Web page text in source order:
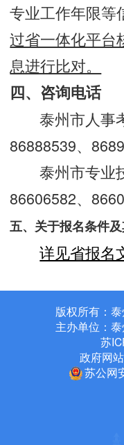
专业工作年限等
过省一体化平台
息进行比对。
四、咨询电话
泰州市人事
86888539、
泰州市专业
86606582、
五、关于报名条件
详见省报名
版权所有：
主办单位：
苏
政府网
苏公网